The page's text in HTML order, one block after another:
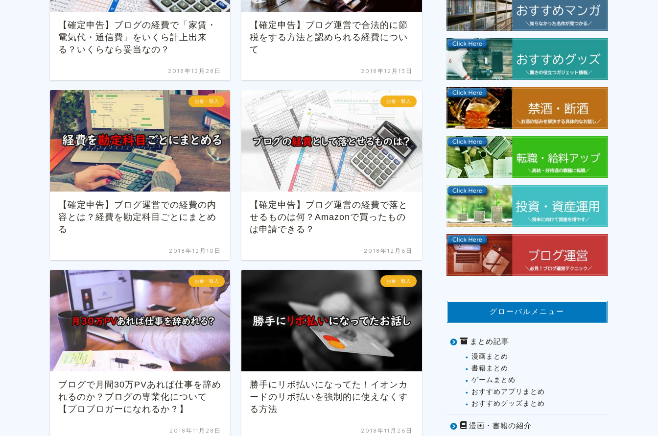
【確定申告】ブログの経費で「家賃・
電気代・通信費」をいくら計上出来
る？いくらなら妥当なの？
2018年12月28日
【確定申告】ブログ運営で合法的に節
税をする方法と認められる経費につい
て
2018年12月13日
お金・収入
【確定申告】ブログ運営での経費の内
容とは？経費を勘定科目ごとにまとめ
る
2018年12月10日
お金・収入
【確定申告】ブログ運営の経費で落と
せるものは何？Amazonで買ったもの
は申請できる？
2018年12月6日
お金・収入
ブログで月間30万PVあれば仕事を辞め
れるのか？ブログの専業化について
【プロブロガーになれるか？】
2018年11月28日
お金・収入
勝手にリボ払いになってた！イオンカ
ードのリボ払いを強制的に使えなくす
る方法
2018年11月26日
グローバルメニュー
まとめ記事
漫画まとめ
書籍まとめ
ゲームまとめ
おすすめアプリまとめ
おすすめグッズまとめ
漫画・書籍の紹介